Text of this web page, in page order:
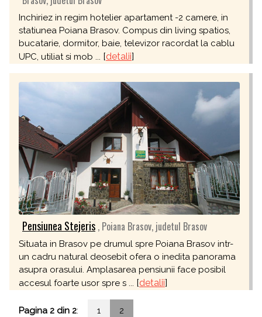
Inchiriez in regim hotelier apartament -2 camere, in
statiunea Poiana Brasov. Compus din living spatios,
bucatarie, dormitor, baie, televizor racordat la cablu
UPC, utiliat si mob ... [detalii]
Pensiunea Stejeris , Poiana Brasov, judetul Brasov
Situata in Brasov pe drumul spre Poiana Brasov intr-
un cadru natural deosebit ofera o inedita panorama
asupra orasului. Amplasarea pensiunii face posibil
accesul foarte usor spre s ... [detalii]
Pagina 2 din 2: 1 2